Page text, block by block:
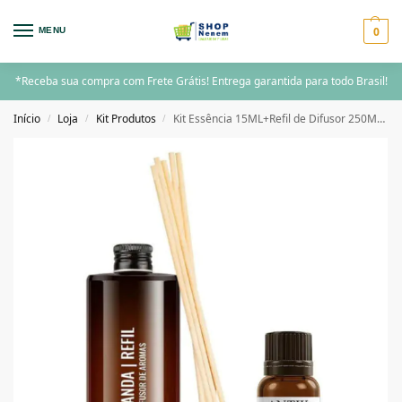
MENU 0
*Receba sua compra com Frete Grátis! Entrega garantida para todo Brasil!
Início / Loja / Kit Produtos / Kit Essência 15ML+Refil de Difusor 250ML+Jogo de Varetas Lavanda Antik